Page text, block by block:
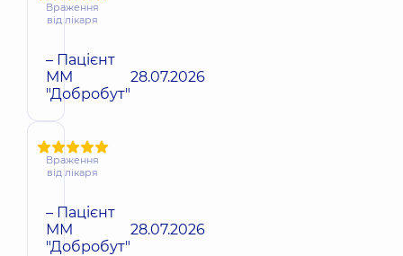
Враження
від лікаря
– Пацієнт
ММ
"Добробут"
28.07.2026
Враження
від лікаря
– Пацієнт
ММ
"Добробут"
28.07.2026